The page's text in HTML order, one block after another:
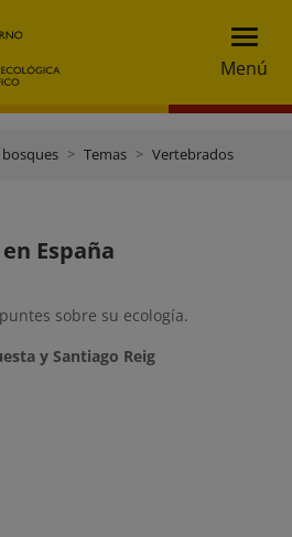
Menú
Temas Vertebrados
España
sobre su ecología.
y Santiago Reig